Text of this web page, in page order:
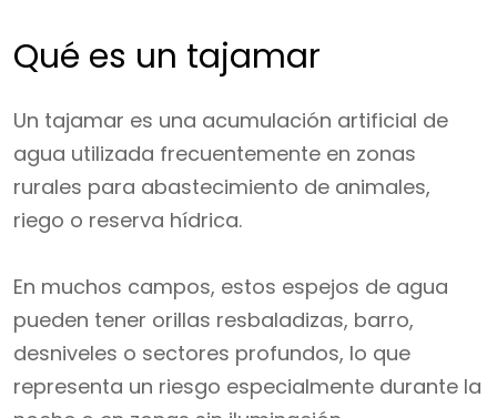
Qué es un tajamar
Un tajamar es una acumulación artificial de
agua utilizada frecuentemente en zonas
rurales para abastecimiento de animales,
riego o reserva hídrica.
En muchos campos, estos espejos de agua
pueden tener orillas resbaladizas, barro,
desniveles o sectores profundos, lo que
representa un riesgo especialmente durante la